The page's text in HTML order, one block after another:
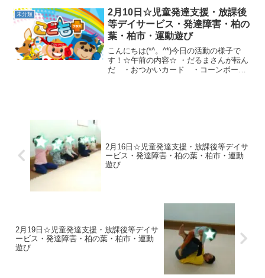
本橋☆午後の内容☆ ・反復横跳び ・じ
ゃんけんグリコ...
未分類
2月10日☆児童発達支援・放課後
等デイサービス・発達障害・柏の
葉・柏市・運動遊び
こんにちは(*^。^*)今日の活動の様子で
す！☆午前の内容☆ ・だるまさんが転ん
だ ・おつかいカード ・コーンボール
2月16日☆児童発達支援・放課後等デイサ
ービス・発達障害・柏の葉・柏市・運動
遊び
2月19日☆児童発達支援・放課後等デイサ
ービス・発達障害・柏の葉・柏市・運動
遊び